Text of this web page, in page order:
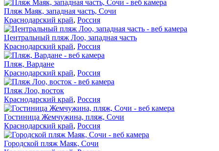
Пляж Маяк, западная часть, Сочи
Краснодарский край, Россия
Центральный пляж Лоо, западная часть
Краснодарский край, Россия
Пляж, Вардане
Краснодарский край, Россия
Пляж Лоо, восток
Краснодарский край, Россия
Гостиница Жемчужина, пляж, Сочи
Краснодарский край, Россия
Городской пляж Маяк, Сочи